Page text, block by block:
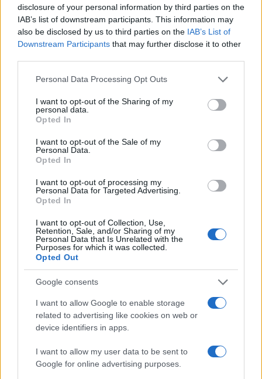
disclosure of your personal information by third parties on the
IAB’s list of downstream participants. This information may
also be disclosed by us to third parties on the IAB’s List of
Downstream Participants that may further disclose it to other
Please note that this website/app uses one or more Google
not limited to your visit or usage behaviour. You may click to
grant or deny consent to Google and its third-party tags to
use your data for below specified purposes in below Google
consent section.
Personal Data Processing Opt Outs
I want to opt-out of the Sharing of my
personal data.
Opted In
I want to opt-out of the Sale of my
Personal Data.
Opted In
I want to opt-out of processing my
Personal Data for Targeted Advertising.
Opted In
I want to opt-out of Collection, Use,
Retention, Sale, and/or Sharing of my
Personal Data that Is Unrelated with the
Purposes for which it was collected.
Opted Out
Google consents
I want to allow Google to enable storage
related to advertising like cookies on web or
device identifiers in apps.
I want to allow my user data to be sent to
Google for online advertising purposes.
Sigue leyendo